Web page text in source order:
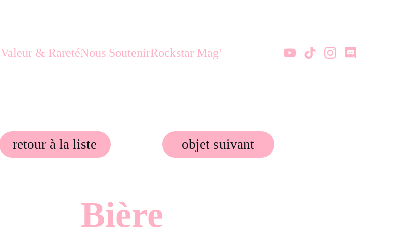
Valeur & RaretéNous SoutenirRockstar Mag'
Bière
retour à la liste objet suivant